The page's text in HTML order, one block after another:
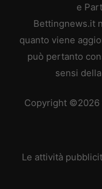
e
Bettingnews.it
quanto viene
può pertanto
sensi
Copyright
Le attività